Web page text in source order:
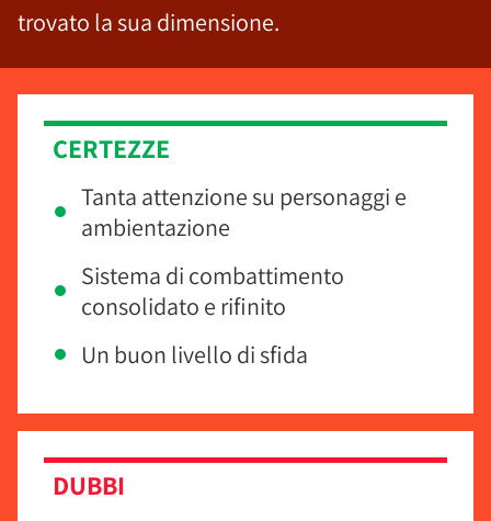
trovato la sua dimensione.
CERTEZZE
Tanta attenzione su personaggi e
ambientazione
Sistema di combattimento
consolidato e rifinito
Un buon livello di sfida
DUBBI